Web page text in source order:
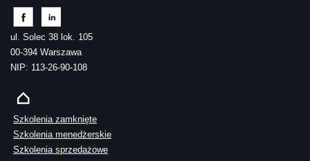
ul. Solec 38 lok. 105
00-394 Warszawa
NIP: 113-26-90-108
Szkolenia zamknięte
Szkolenia menedżerskie
Szkolenia sprzedażowe